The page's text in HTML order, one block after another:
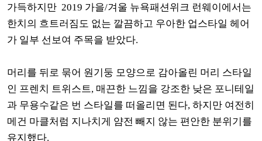
가득하지만 2019 가을/겨울 뉴욕패션위크 런웨이에서는
한치의 흐트러짐도 없는 깔끔하고 우아한 업스타일 헤어
가 일부 선보여 주목을 받았다.
머리를 뒤로 묶어 원기둥 모양으로 감아올린 머리 스타일
인 프렌치 트위스트, 매끈한 느낌을 강조한 낮은 포니테일
과 무용수같은 번 스타일를 떠올리면 된다, 하지만 여전히
메건 마클처럼 지나치게 얌전 빼지 않는 편안한 분위기를
유지했다.